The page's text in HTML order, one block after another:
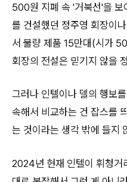
500원 지폐 속 '거북선'을 보
를 건설했던 정주영 회장이
서 불량 제품 15만대(시가
회장의 전설은 믿기지 않을
그러나 인텔이나 델의 행보
속해서 비교하는 건 잡스를
는 것이라는 생각 밖에 들지
2024년 현재 인텔이 휘청거